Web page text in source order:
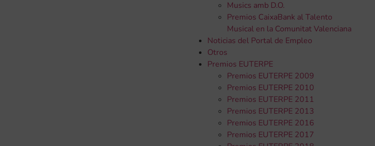
Musics amb D.O.
Premios CaixaBank al Talento
Musical en la Comunitat Valenciana
Noticias del Portal de Empleo
Otros
Premios EUTERPE
Premios EUTERPE 2009
Premios EUTERPE 2010
Premios EUTERPE 2011
Premios EUTERPE 2013
Premios EUTERPE 2016
Premios EUTERPE 2017